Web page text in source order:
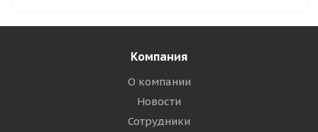
Компания
О компании
Новости
Сотрудники